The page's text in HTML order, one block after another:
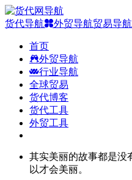
货代导航 外贸导航贸易导航
首页
外贸导航
行业导航
全球贸易
货代博客
货代工具
外贸工具
其实美丽的故事都是没
以才会美丽。